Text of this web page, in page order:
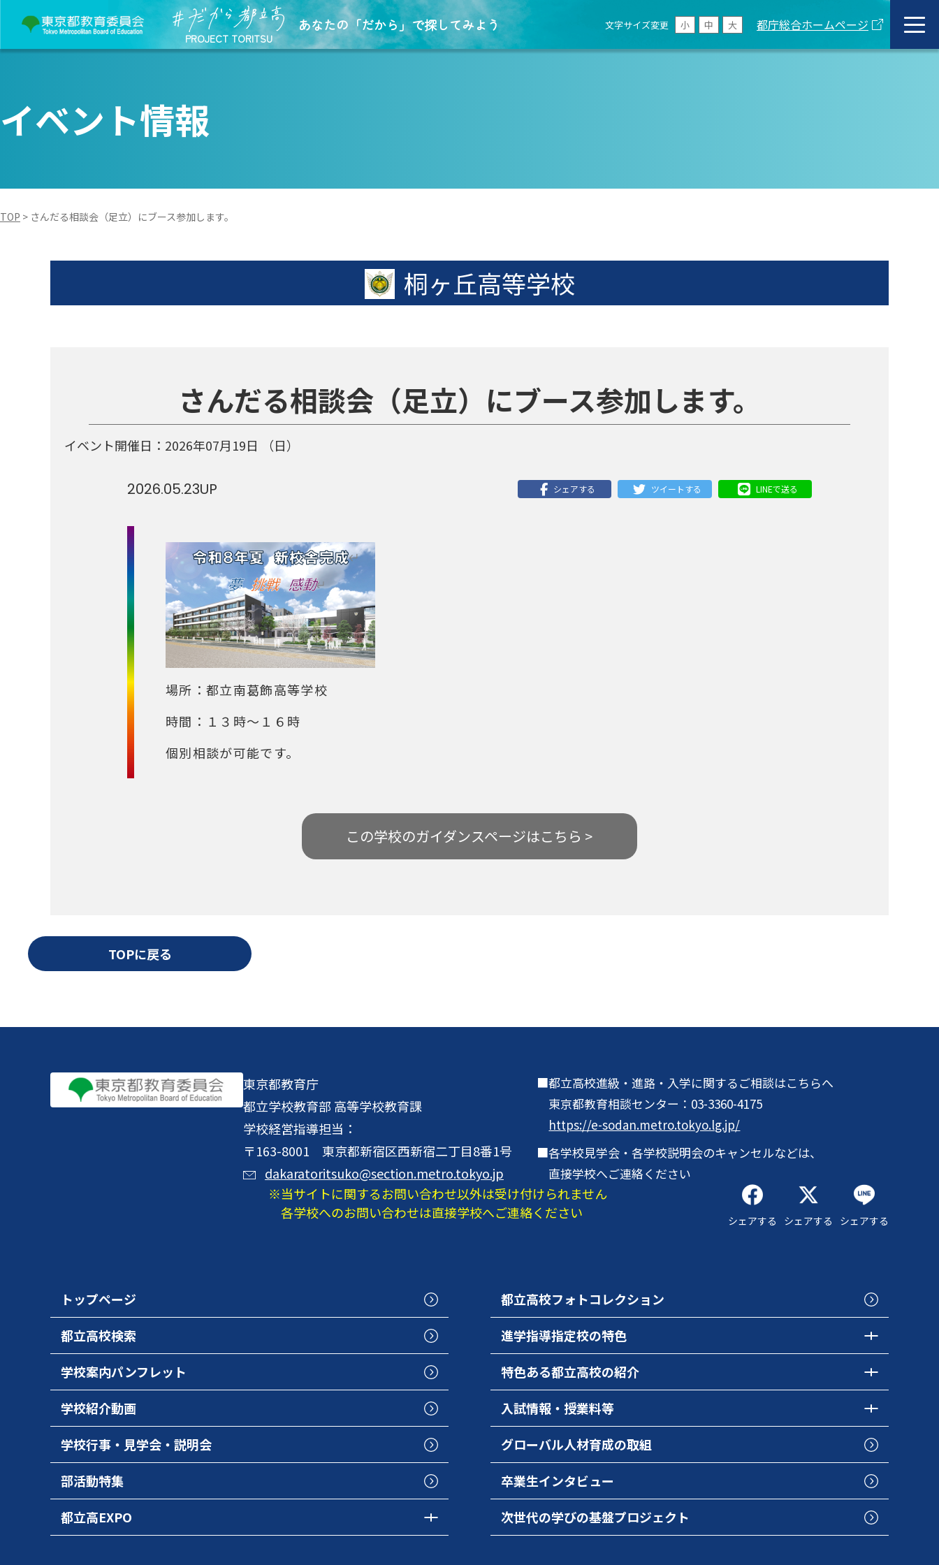
PROJECT TORITSU
あなたの「だから」で探してみよう 文字サイズ変更 小 中 大 都庁総合ホームページ
イベント情報
TOP > さんだる相談会（足立）にブース参加します。
桐ヶ丘高等学校
さんだる相談会（足立）にブース参加します。
イベント開催日： 2026年07月19日 （日）
2026.05.23UP シェアする ツイートする LINEで送る
場所：都立南葛飾高等学校
時間：１３時～１６時
個別相談が可能です。
この学校のガイダンスページはこちら >
TOPに戻る
東京都教育庁
都立学校教育部 高等学校教育課
学校経営指導担当：
〒163-8001 東京都新宿区西新宿二丁目8番1号
dakaratoritsuko@section.metro.tokyo.jp
都立高校進級・進路・入学に関するご相談はこちらへ
東京都教育相談センター： 03-3360-4175
https://e-sodan.metro.tokyo.lg.jp/
各学校見学会・各学校説明会のキャンセルなどは、
直接学校へご連絡ください
当サイトに関するお問い合わせ以外は受け付けられません
各学校へのお問い合わせは直接学校へご連絡ください
シェアする シェアする シェアする
トップページ
都立高校検索
学校案内パンフレット
学校紹介動画
学校行事・見学会・説明会
部活動特集
都立高EXPO
都立高校フォトコレクション
進学指導指定校の特色
特色ある都立高校の紹介
入試情報・授業料等
グローバル人材育成の取組
卒業生インタビュー
次世代の学びの基盤プロジェクト